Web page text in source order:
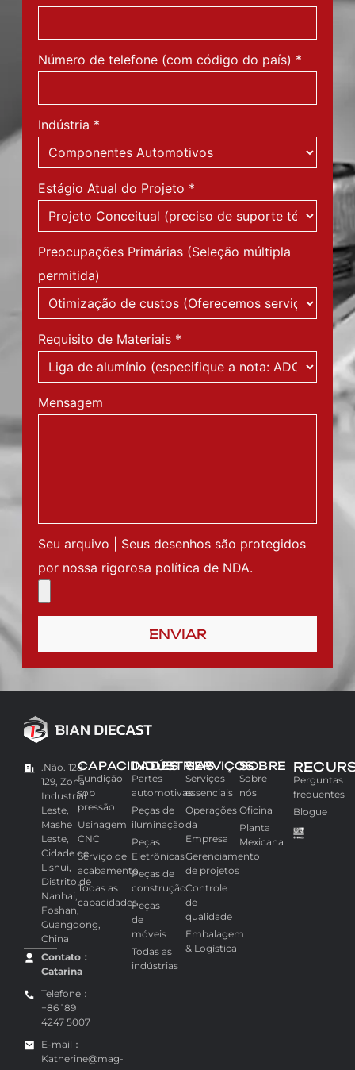
Estágio Atual do Projeto
Preocupações Primárias (Seleção múltipla
Requisito de Materiais
Seu arquivo | Seus desenhos são protegidos
por nossa rigorosa política de NDA.
ENVIAR
.Não. 128-
129, Zona
Industrial
Leste,
Mashe
Leste,
Cidade de
Lishui,
Distrito de
Nanhai,
Foshan,
Guangdong,
China
Contato：
Catarina
Telefone：
+86 189
4247 5007
E-mail：
CAPACIDADES
Fundição
sob
pressão
Usinagem
CNC
Serviço de
acabamento
Todas as
capacidades
INDÚSTRIAS
Partes
automotivas
Peças de
iluminação
Peças
Eletrônicas
Peças de
construção
Peças
de
móveis
Todas as
SERVIÇOS
Serviços
essenciais
Operações
da
Empresa
Gerenciamento
de projetos
Controle
de
qualidade
Embalagem
SOBRE
Sobre
nós
Oficina
Planta
Mexicana
Perguntas
frequentes
Blogue